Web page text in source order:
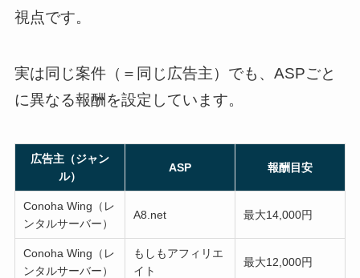
視点です。
実は同じ案件（＝同じ広告主）でも、ASPごと
に異なる報酬を設定しています。
広告主（ジャン
ル）
ASP 報酬目安
Conoha Wing（レ
ンタルサーバー）
A8.net 最大14,000円
Conoha Wing（レ
ンタルサーバー）
もしもアフィリエ
イト
最大12,000円